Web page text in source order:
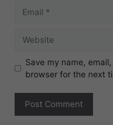
Save my name,
browser for the next